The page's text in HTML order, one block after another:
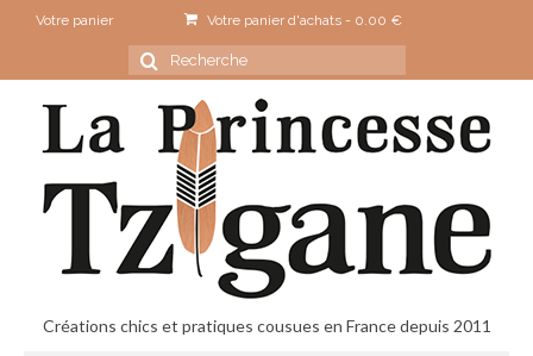
Votre panier Votre panier d'achats - 0.00 €
Rechercher
:
Créations chics et pratiques cousues en France depuis 2011